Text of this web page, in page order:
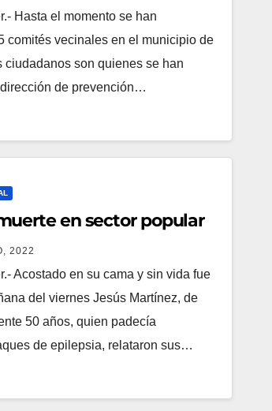
Hasta el momento se han
comités vecinales en el municipio de
ciudadanos son quienes se han
de prevención…
en sector popular
2022
Acostado en su cama y sin vida fue
del viernes Jesús Martínez, de
50 años, quien padecía
de epilepsia, relataron sus…